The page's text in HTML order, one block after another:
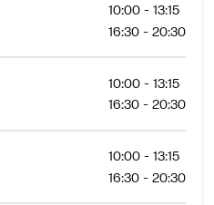
10:00 - 13:15
16:30 - 20:30
10:00 - 13:15
16:30 - 20:30
10:00 - 13:15
16:30 - 20:30